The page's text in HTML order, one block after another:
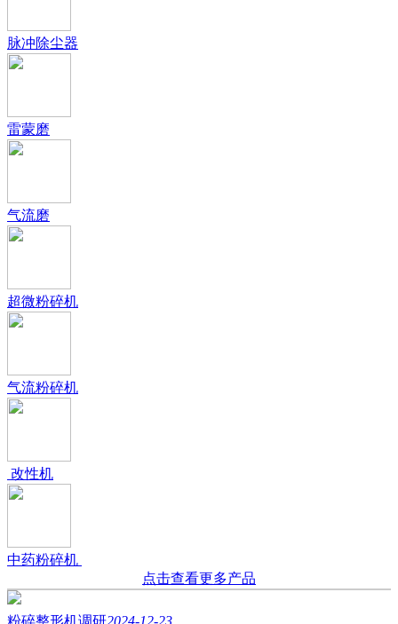
脉冲除尘器
雷蒙磨
气流磨
超微粉碎机
气流粉碎机
改性机
中药粉碎机
点击查看更多产品
粉碎整形机调研2024-12-23